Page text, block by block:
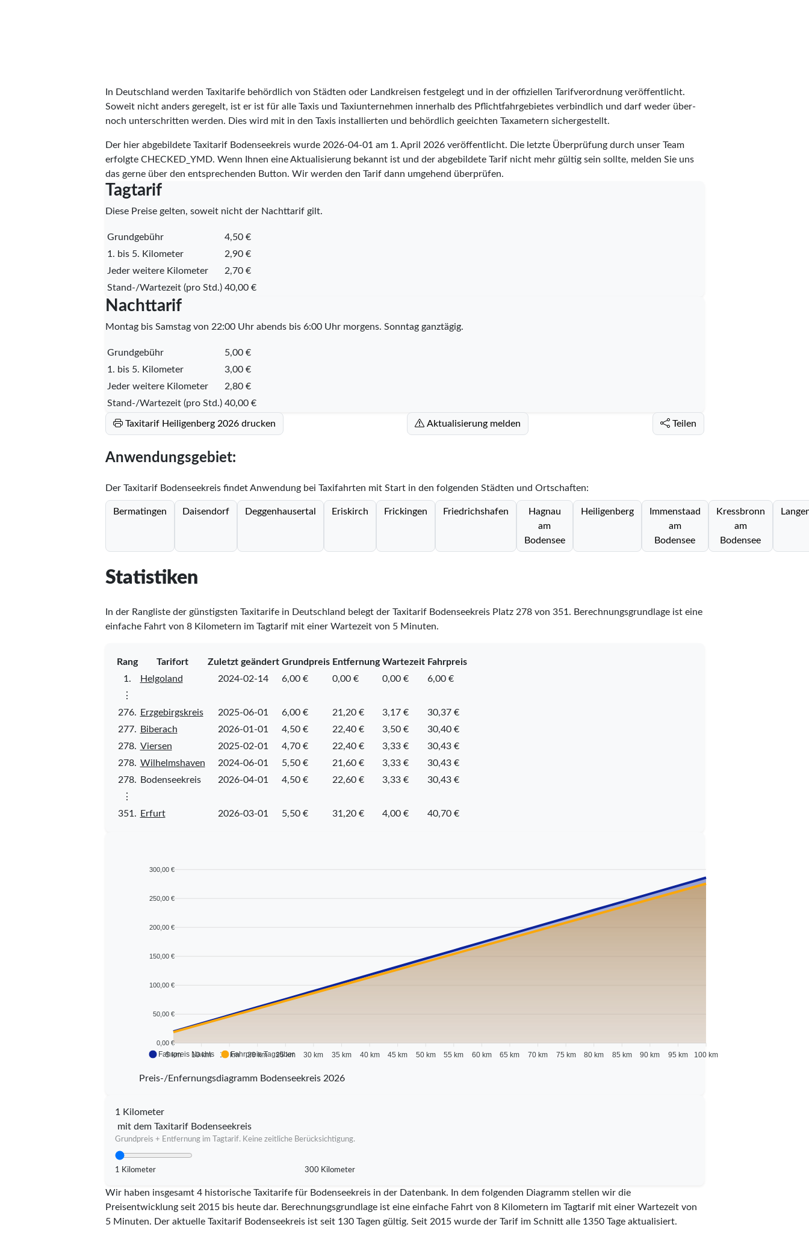
In Deutschland werden Taxitarife behördlich von Städten oder Landkreisen festgelegt und in der offiziellen Tarifverordnung veröffentlicht.
Soweit nicht anders geregelt, ist er ist für alle Taxis und Taxiunternehmen innerhalb des Pflichtfahrgebietes verbindlich und darf weder über-
noch unterschritten werden. Dies wird mit in den Taxis installierten und behördlich geeichten Taxametern sichergestellt.
Der hier abgebildete Taxitarif Bodenseekreis wurde 2026-04-01 am 1. April 2026 veröffentlicht. Die letzte Überprüfung durch unser Team
erfolgte CHECKED_YMD. Wenn Ihnen eine Aktualisierung bekannt ist und der abgebildete Tarif nicht mehr gültig sein sollte, melden Sie uns
das gerne über den entsprechenden Button. Wir werden den Tarif dann umgehend überprüfen.
Tagtarif
Diese Preise gelten, soweit nicht der Nachttarif gilt.
Grundgebühr
4,50 €
1. bis 5. Kilometer
2,90 €
Jeder weitere Kilometer
2,70 €
Stand-/Wartezeit (pro Std.) 40,00 €
Nachttarif
Montag bis Samstag von 22:00 Uhr abends bis 6:00 Uhr morgens. Sonntag ganztägig.
Grundgebühr
5,00 €
1. bis 5. Kilometer
3,00 €
Jeder weitere Kilometer
2,80 €
Stand-/Wartezeit (pro Std.) 40,00 €
Taxitarif Heiligenberg 2026 drucken Aktualisierung melden Teilen
Anwendungsgebiet:
Der Taxitarif Bodenseekreis findet Anwendung bei Taxifahrten mit Start in den folgenden Städten und Ortschaften:
Bermatingen Daisendorf Deggenhausertal Eriskirch Frickingen Friedrichshafen
Hagnau
am
Bodensee
Heiligenberg
Immenstaad
am
Bodensee
Kressbronn
am
Bodensee
Statistiken
In der Rangliste der günstigsten Taxitarife in Deutschland belegt der Taxitarif Bodenseekreis Platz 278von 351 . Berechnungsgrundlage ist eine
einfache Fahrt von 8 Kilometern im Tagtarif mit einer Wartezeit von 5 Minuten.
Rang Tarifort Zuletzt geändert Grundpreis Entfernung Wartezeit Fahrpreis
1.
Helgoland 2024-02-14 6,00 € 0,00 € 0,00 €
6,00 €
⋮
276.
Erzgebirgskreis 2025-06-01 6,00 € 21,20 € 3,17 €
30,37 €
277.
Biberach 2026-01-01 4,50 € 22,40 € 3,50 €
30,40 €
278. Viersen 2025-02-01 4,70 € 22,40 € 3,33 €
30,43 €
278. Wilhelmshaven 2024-06-01 5,50 € 21,60 € 3,33 €
30,43 €
278.
Bodenseekreis 2026-04-01 4,50 € 22,60 € 3,33 €
30,43 €
⋮
351.
Erfurt 2026-03-01 5,50 € 31,20 € 4,00 € 40,70 €
300,00 €
250,00 €
200,00 €
150,00 €
100,00 €
50,00 €
0,00 €
5 km 10 km 15 km 20 km 25 km 30 km 35 km 40 km 45 km 50 km 55 km 60 km 65 km 70 km 75 km 80 km 85 km 90 km 95 km 100 km
Fahrpreis Nachts Fahrpreis Tagsüber
Preis-/Enfernungsdiagramm Bodenseekreis 2026
1 Kilometer
mit dem Taxitarif Bodenseekreis
Grundpreis + Entfernung im Tagtarif. Keine zeitliche Berücksichtigung.
1 Kilometer 300 Kilometer
Wir haben insgesamt 4 historische Taxitarife für Bodenseekreis in der Datenbank. In dem folgenden Diagramm stellen wir die
Preisentwicklung seit 2015 bis heute dar. Berechnungsgrundlage ist eine einfache Fahrt von 8 Kilometern im Tagtarif mit einer Wartezeit von
5 Minuten. Der aktuelle Taxitarif Bodenseekreis ist seit 130Tagen gültig. Seit 2015wurde der Tarif im Schnitt alle 1350Tage aktualisiert.